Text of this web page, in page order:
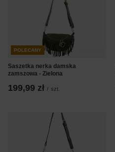
POLECANY
Saszetka nerka damska
zamszowa - Zielona
199,99 zł / szt.